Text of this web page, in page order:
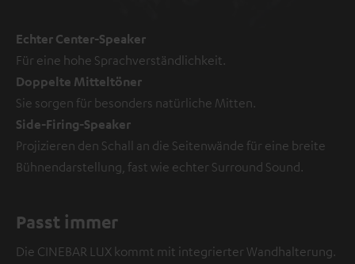
Echter Center-Speaker
Für eine hohe Sprachverständlichkeit.
Doppelte Mitteltöner
Sie sorgen für besonders natürliche Mitten.
Side-Firing-Speaker
Projizieren den Schall an die Seitenwände für eine breite
Bühnendarstellung, fast wie echter Surround Sound.
Passt immer
Die CINEBAR LUX kommt mit integrierter Wandhalterung.